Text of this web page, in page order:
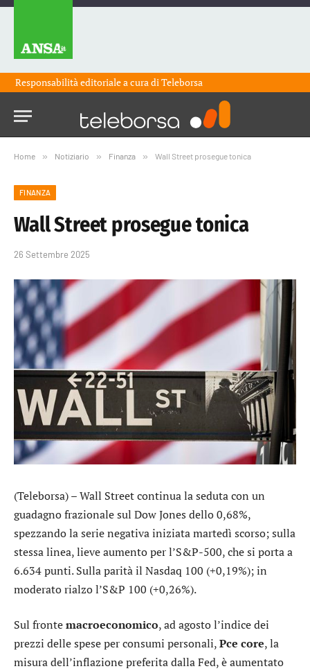
Responsabilità editoriale a cura diTeleborsa
Home » Notiziario » Finanza » Wall Street prosegue tonica
FINANZA
Wall Street prosegue tonica
26 Settembre 2025
(Teleborsa) – Wall Street continua la seduta con un
guadagno frazionale sul Dow Jones dello 0,68%,
spezzando la serie negativa iniziata martedì scorso; sulla
stessa linea, lieve aumento per l’S&P-500, che si porta a
6.634 punti. Sulla parità il Nasdaq 100 (+0,19%); in
moderato rialzo l’S&P 100 (+0,26%).
Sul frontemacroeconomico, ad agosto l’indice dei
prezzi delle spese per consumi personali,Pce core, la
misura dell’inflazione preferita dalla Fed, è aumentato